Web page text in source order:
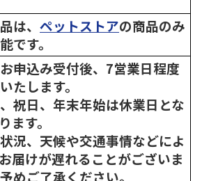
は、 ペットストアの商品のみ
です。
申込み受付後、7営業日程度
たします。
祝日、年末年始は休業日とな
ます。
況、天候や交通事情などによ
届けが遅れることがございま
めご了承ください。